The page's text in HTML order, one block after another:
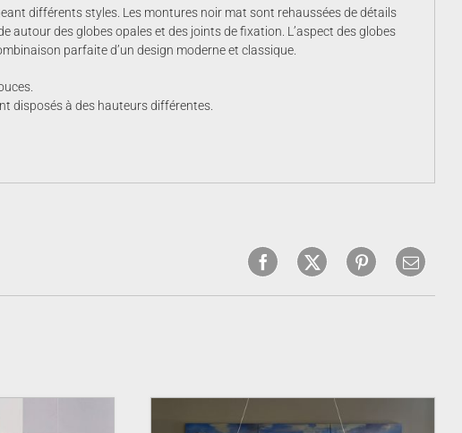
différents styles. Les montures noir mat sont rehaussées de détails
autour des globes opales et des joints de fixation. L’aspect des globes
parfaite d’un design moderne et classique.
disposés à des hauteurs différentes.